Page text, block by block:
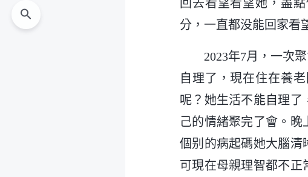
回去看望看望她，盡
分，一直都没能回家看
2023年7月，一次
自理了，現在住在養
呢？她生活不能自理了
己的情緒聚完了會。
個别的病起碼她大腦清
可現在母親理智都不正